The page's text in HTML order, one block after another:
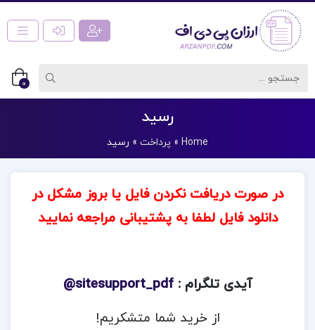
0
رسید
Home
» پرداخت » رسید
در صورت دریافت نکردن فایل یا بروز مشکل در
دانلود فایل لطفا به پشتیبانی مراجعه نمایید
آیدی تلگرام : sitesupport_pdf@
از خرید شما متشکریم!